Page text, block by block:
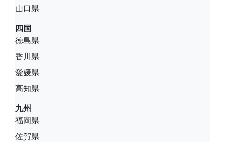
山口県
四国
徳島県
香川県
愛媛県
高知県
九州
福岡県
佐賀県